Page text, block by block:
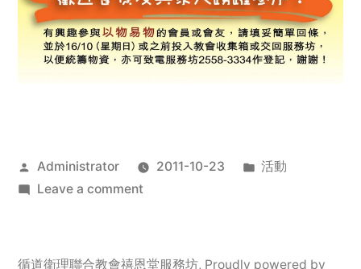
Posted
by
Administrator 2011-10-23
Posted
活動
Leave a commenton
服
循道衛理聯合教會禧恩堂服務坊, Proudly powered by